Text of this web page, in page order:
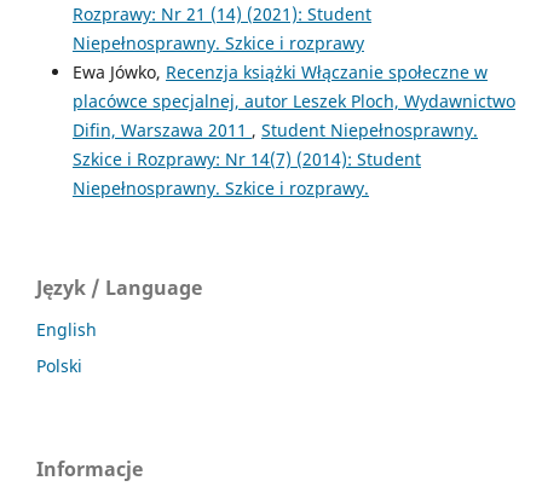
Rozprawy: Nr 21 (14) (2021): Student
Niepełnosprawny. Szkice i rozprawy
Ewa Jówko, Recenzja książki Włączanie społeczne w
placówce specjalnej, autor Leszek Ploch, Wydawnictwo
Difin, Warszawa 2011 , Student Niepełnosprawny.
Szkice i Rozprawy: Nr 14(7) (2014): Student
Niepełnosprawny. Szkice i rozprawy.
Język / Language
English
Polski
Informacje